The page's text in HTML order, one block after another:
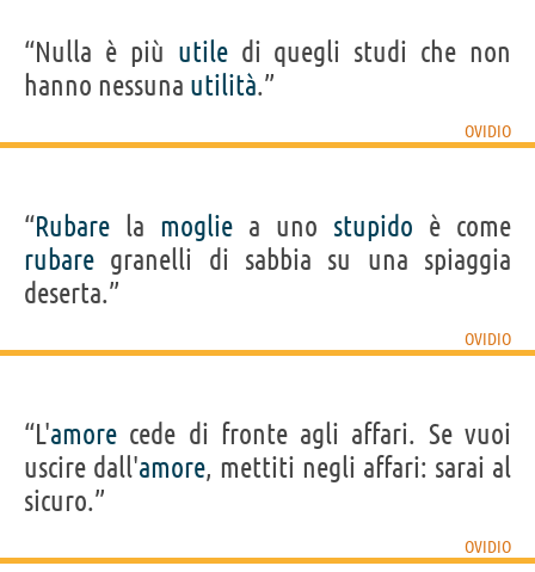
“Nulla è più utiledi quegli studi che non
hanno nessuna utilità.”
OVIDIO
“Rubare la moglie a uno stupido è come
rubare granelli di sabbia su una spiaggia
deserta.”
OVIDIO
“L'amore cede di fronte agli affari. Se vuoi
uscire dall'amore, mettiti negli affari: sarai al
sicuro.”
OVIDIO